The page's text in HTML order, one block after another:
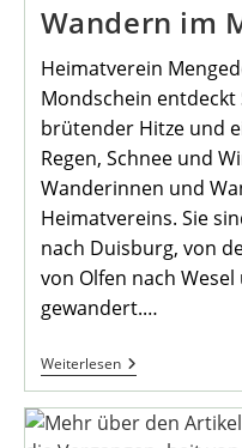
Wandern im
Heimatverein
Mondschein entdeckt
brütender Hitze und
Regen, Schnee und
Wanderinnen und
Heimatvereins. Sie
nach Duisburg, von
von Olfen nach
gewandert.…
WeiterlesenWandern
Im